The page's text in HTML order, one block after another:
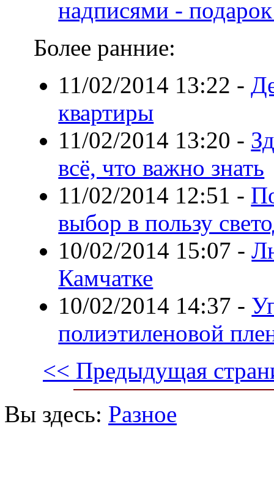
надписями -
Более ранние:
11/02/2014 13:22 -
квартиры
11/02/2014 13:20 -
всё, что важно знать
11/02/2014 12:51 -
выбор в пользу
10/02/2014 15:07 -
Камчатке
10/02/2014 14:37 -
полиэтиленовой
<< Предыдущая
Вы здесь: Разное